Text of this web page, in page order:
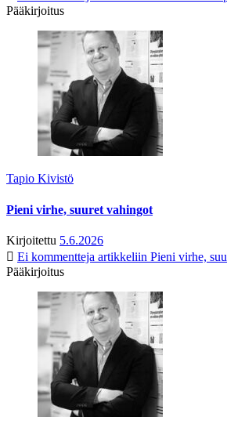
Pääkirjoitus
Tapio Kivistö
Pieni virhe, suuret vahingot
Kirjoitettu 5.6.2026
Ei kommentteja artikkeliin Pieni virhe,
Pääkirjoitus